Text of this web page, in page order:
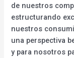
de nuestros
estructurando
nuestros
una perspectiva
y para nosotros